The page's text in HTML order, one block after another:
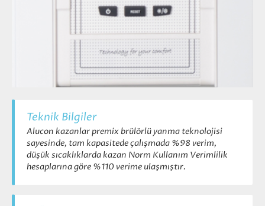
Teknik Bilgiler
Alucon kazanlar premix brülörlü yanma teknolojisi
sayesinde, tam kapasitede çalışmada %98 verim,
düşük sıcaklıklarda kazan Norm Kullanım Verimlilik
hesaplarına göre %110 verime ulaşmıştır.